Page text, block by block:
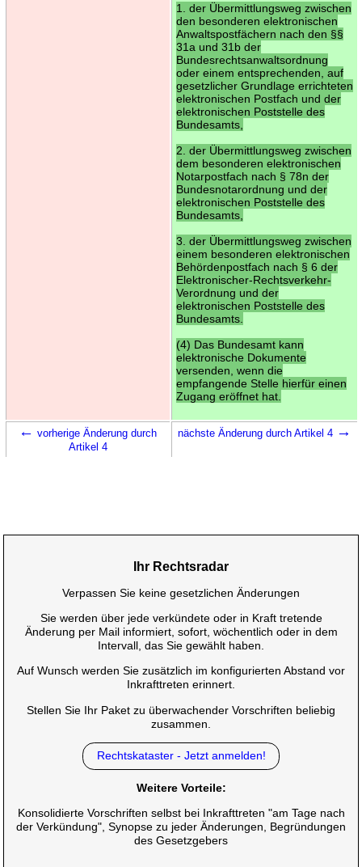
1. der Übermittlungsweg zwischen
den besonderen elektronischen
Anwaltspostfächern nach den §§
31a und 31b der
Bundesrechtsanwaltsordnung
oder einem entsprechenden, auf
gesetzlicher Grundlage errichteten
elektronischen Postfach und der
elektronischen Poststelle des
Bundesamts,
2. der Übermittlungsweg zwischen
dem besonderen elektronischen
Notarpostfach nach § 78n der
Bundesnotarordnung und der
elektronischen Poststelle des
Bundesamts,
3. der Übermittlungsweg zwischen
einem besonderen elektronischen
Behördenpostfach nach § 6 der
Elektronischer-Rechtsverkehr-
Verordnung und der
elektronischen Poststelle des
Bundesamts.
(4) Das Bundesamt kann
elektronische Dokumente
versenden, wenn die
empfangende Stelle hierfür einen
Zugang eröffnet hat.
← vorherige Änderung durch
Artikel 4
nächste Änderung durch Artikel 4 →
Ihr Rechtsradar
Verpassen Sie keine gesetzlichen Änderungen
Sie werden über jede verkündete oder in Kraft tretende
Änderung per Mail informiert, sofort, wöchentlich oder in dem
Intervall, das Sie gewählt haben.
Auf Wunsch werden Sie zusätzlich im konfigurierten Abstand vor
Inkrafttreten erinnert.
Stellen Sie Ihr Paket zu überwachender Vorschriften beliebig
zusammen.
Rechtskataster - Jetzt anmelden!
Weitere Vorteile:
Konsolidierte Vorschriften selbst bei Inkrafttreten "am Tage nach
der Verkündung", Synopse zu jeder Änderungen, Begründungen
des Gesetzgebers